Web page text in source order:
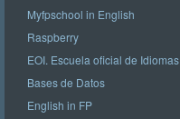
Myfpschool in English
Raspberry
EOI. Escuela oficial de Idiomas
Bases de Datos
English in FP